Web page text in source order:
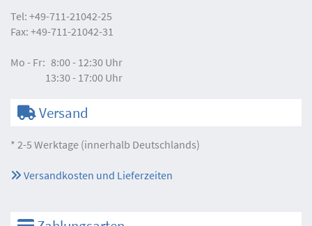
Tel: +49-711-21042-25
Fax: +49-711-21042-31
Mo - Fr: 8:00 - 12:30 Uhr
13:30 - 17:00 Uhr
Versand
* 2-5 Werktage (innerhalb Deutschlands)
Versandkosten und Lieferzeiten